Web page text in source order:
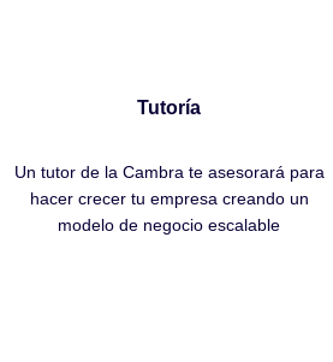
Tutoría
Un tutor de la Cambra te asesorará para
hacer crecer tu empresa creando un
modelo de negocio escalable